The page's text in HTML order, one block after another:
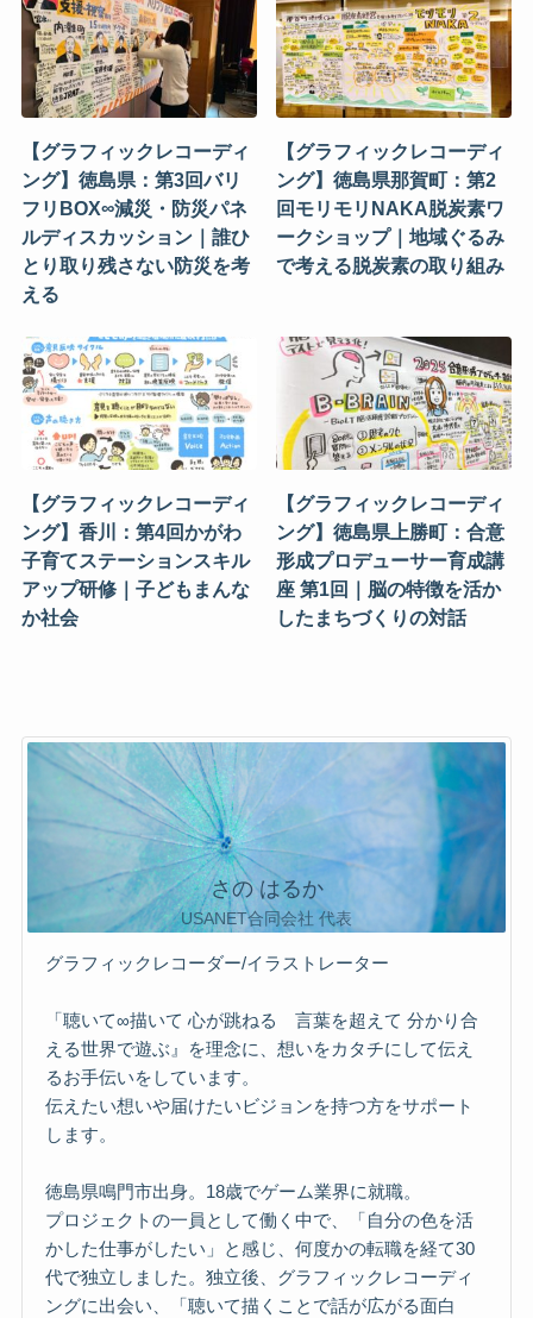
【グラフィックレコーディ
ング】徳島県：第3回バリ
フリBOX∞減災・防災パネ
ルディスカッション｜誰ひ
とり取り残さない防災を考
える
【グラフィックレコーディ
ング】徳島県那賀町：第2
回モリモリNAKA脱炭素ワ
ークショップ｜地域ぐるみ
で考える脱炭素の取り組み
【グラフィックレコーディ
ング】香川：第4回かがわ
子育てステーションスキル
アップ研修｜子どもまんな
か社会
【グラフィックレコーディ
ング】徳島県上勝町：合意
形成プロデューサー育成講
座 第1回｜脳の特徴を活か
したまちづくりの対話
さの はるか
USANET合同会社 代表
グラフィックレコーダー/イラストレーター
「聴いて∞描いて 心が跳ねる 言葉を超えて 分かり合
える世界で遊ぶ』を理念に、想いをカタチにして伝え
るお手伝いをしています。
伝えたい想いや届けたいビジョンを持つ方をサポート
します。
徳島県鳴門市出身。18歳でゲーム業界に就職。
プロジェクトの一員として働く中で、「自分の色を活
かした仕事がしたい」と感じ、何度かの転職を経て30
代で独立しました。独立後、グラフィックレコーディ
ングに出会い、「聴いて描くことで話が広がる面白